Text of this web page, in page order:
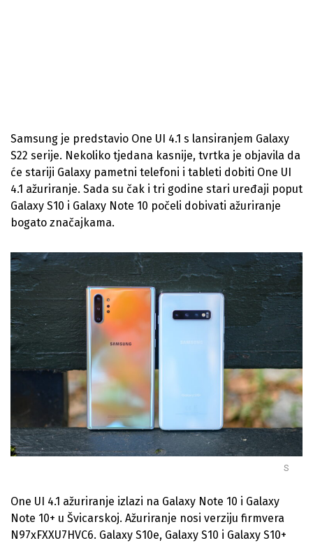
Samsung je predstavio One UI 4.1 s lansiranjem Galaxy
S22 serije. Nekoliko tjedana kasnije, tvrtka je objavila da
će stariji Galaxy pametni telefoni i tableti dobiti One UI
4.1 ažuriranje. Sada su čak i tri godine stari uređaji poput
Galaxy S10 i Galaxy Note 10 počeli dobivati ažuriranje
bogato značajkama.
S
One UI 4.1 ažuriranje izlazi na Galaxy Note 10 i Galaxy
Note 10+ u Švicarskoj. Ažuriranje nosi verziju firmvera
N97xFXXU7HVC6. Galaxy S10e, Galaxy S10 i Galaxy S10+